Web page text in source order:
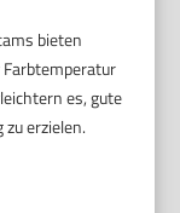
bieten
es, gute
erzielen.